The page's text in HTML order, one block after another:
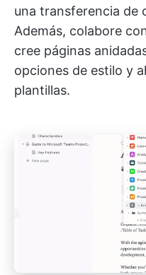
una transferencia de
Además, colabore
cree páginas
opciones de estilo y
plantillas.